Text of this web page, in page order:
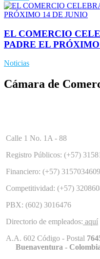
EL COMERCIO
PADRE EL
Noticias
Cámara de
Calle 1 No. 1A - 88
Registro Públicos: (+57)
Financiero: (+57) 3157034609
Competitividad: (+57)
PBX: (602) 3016476
Directorio de empleados: aquí
A.A. 602 Código - Postal
Buenaventura -